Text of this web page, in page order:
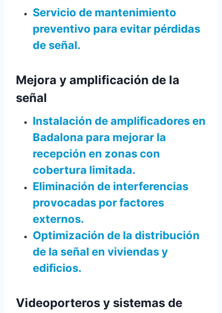
Servicio de mantenimiento
preventivo para evitar pérdidas
de señal.
Mejora y amplificación de la
señal
Instalación de amplificadores en
Badalona para mejorar la
recepción en zonas con
cobertura limitada.
Eliminación de interferencias
provocadas por factores
externos.
Optimización de la distribución
de la señal en viviendas y
edificios.
Videoporteros y sistemas de